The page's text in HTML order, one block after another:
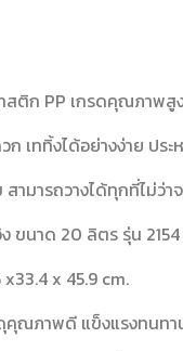
ติก PP เกรดคุณภาพสูง
ก เททิ้งได้อย่างง่าย ปร
ามารถวางได้ทุกที่ไม่ว่า
ขนาด 20 ลิตร รุ่น 2154
x33.4 x 45.9 cm.
คุณภาพดี แข็งแรงทนทา